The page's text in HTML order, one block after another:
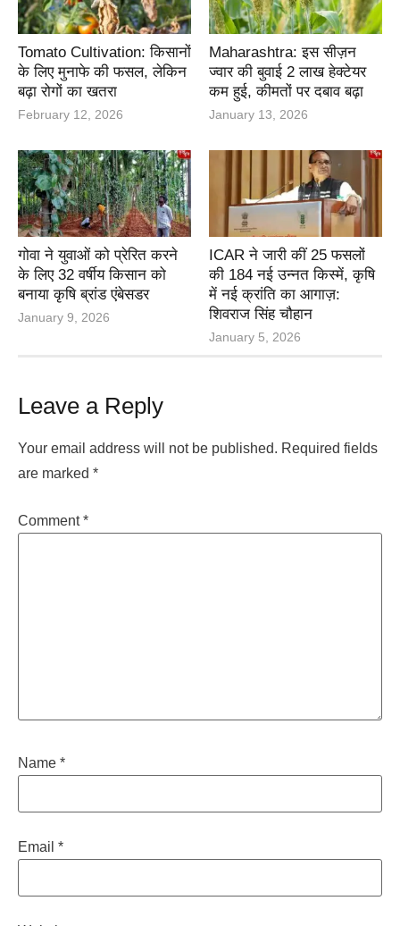
Tomato Cultivation: किसानों
के लिए मुनाफे की फसल, लेकिन
बढ़ा रोगों का खतरा
February 12, 2026
Maharashtra: इस सीज़न
ज्वार की बुवाई 2 लाख हेक्टेयर
कम हुई, कीमतों पर दबाव बढ़ा
January 13, 2026
गोवा ने युवाओं को प्रेरित करने
के लिए 32 वर्षीय किसान को
बनाया कृषि ब्रांड एंबेसडर
January 9, 2026
ICAR ने जारी कीं 25 फसलों
की 184 नई उन्नत किस्में, कृषि
में नई क्रांति का आगाज़:
शिवराज सिंह चौहान
January 5, 2026
Leave a Reply
Your email address will not be published. Required fields
are marked *
Comment*
Name *
Email *